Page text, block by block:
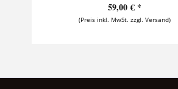
59,00 € *
(Preis inkl. MwSt. zzgl. Versand)